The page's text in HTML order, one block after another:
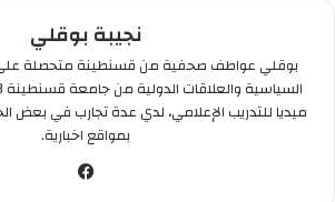
وأكاديميين من بينهم الدكتور
جامعة تبسة، عطاء الله طريف من
زكريا بن صغير من المدرسة العليا
الاتصال، الأستاذ طالب جامعة خميس
دواجي من جامعة الجزائر وغيرهم،
نجيبة بوقلي
ميديا للتدريب الإعلامي، لدي عدة تجارب في بعض
بمواقع اخبارية.